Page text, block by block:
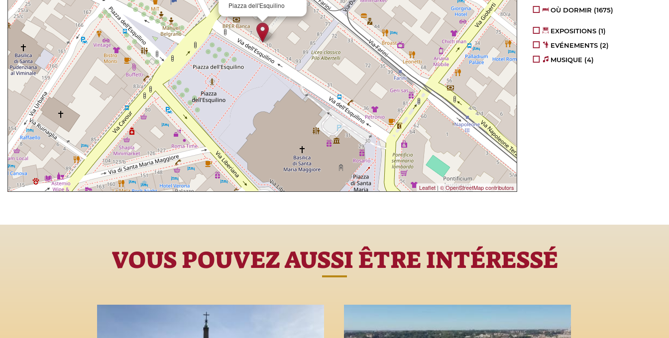
Piazza dell'Esquilino
Leaflet | © OpenStreetMap contributors
OÙ DORMIR (1675)
EXPOSITIONS (1)
EVÉNEMENTS (2)
MUSIQUE (4)
VOUS POUVEZ AUSSI ÊTRE INTÉRESSÉ